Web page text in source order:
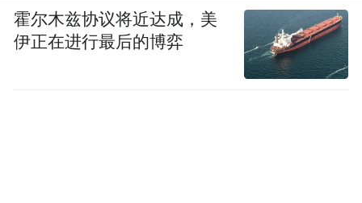
霍尔木兹协议将近达成，美
伊正在进行最后的博弈